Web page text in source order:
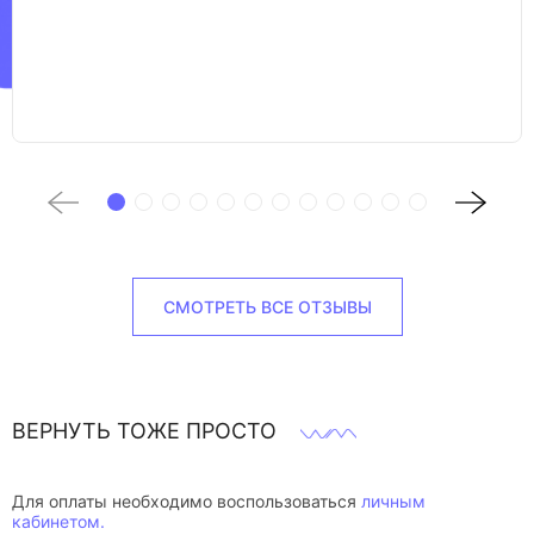
СМОТРЕТЬ ВСЕ ОТЗЫВЫ
ВЕРНУТЬ ТОЖЕ ПРОСТО
Для оплаты необходимо воспользоваться личным
кабинетом.